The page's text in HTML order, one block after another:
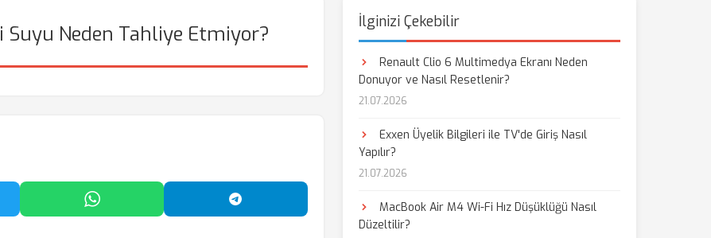
Suyu Neden Tahliye Etmiyor?
Paylaş WhatsApp'ta Paylaş Telegram'da Paylaş
İlginizi Çekebilir
Renault Clio 6 Multimedya Ekranı Neden
Donuyor ve Nasıl Resetlenir?
21.07.2026
Exxen Üyelik Bilgileri ile TV'de Giriş Nasıl
Yapılır?
21.07.2026
MacBook Air M4 Wi-Fi Hız Düşüklüğü Nasıl
Düzeltilir?